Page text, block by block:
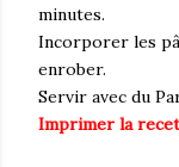
minutes.
Incorporer les
enrober.
Servir avec du
Imprimer la